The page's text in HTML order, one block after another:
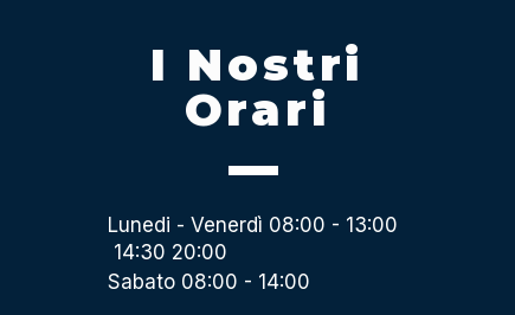
I Nostri
Orari
Lunedi - Venerdì 08:00 - 13:00
14:30 20:00
Sabato 08:00 - 14:00